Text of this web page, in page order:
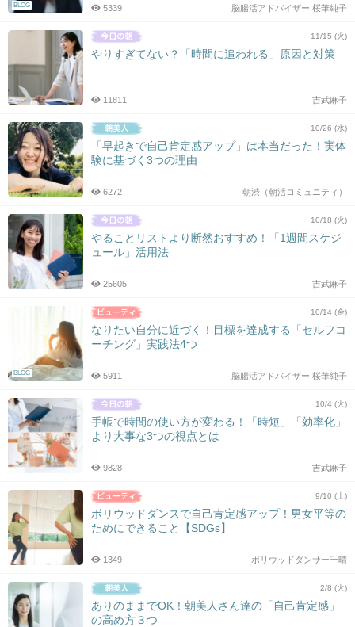
BLOG 脳腸活アドバイザー 桜華純子
5339
11/15 (火)
やりすぎてない？「時間に追われる」原因と対策
吉武麻子
11811
10/26 (水)
「早起きで自己肯定感アップ」は本当だった！実体
験に基づく3つの理由
朝渋（朝活コミュニティ）
6272
10/18 (火)
やることリストより断然おすすめ！「1週間スケジ
ュール」活用法
吉武麻子
25605
BLOG
10/14 (金)
なりたい自分に近づく！目標を達成する「セルフコ
ーチング」実践法4つ
脳腸活アドバイザー 桜華純子
5911
10/4 (火)
手帳で時間の使い方が変わる！「時短」「効率化」
より大事な3つの視点とは
吉武麻子
9828
9/10 (土)
ボリウッドダンスで自己肯定感アップ！男女平等の
ためにできること【SDGs】
ボリウッドダンサー千晴
1349
2/8 (火)
ありのままでOK！朝美人さん達の「自己肯定感」
の高め方３つ